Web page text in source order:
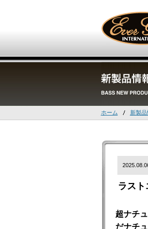
ホーム 新製品
ラス
超ナチ
だナチ